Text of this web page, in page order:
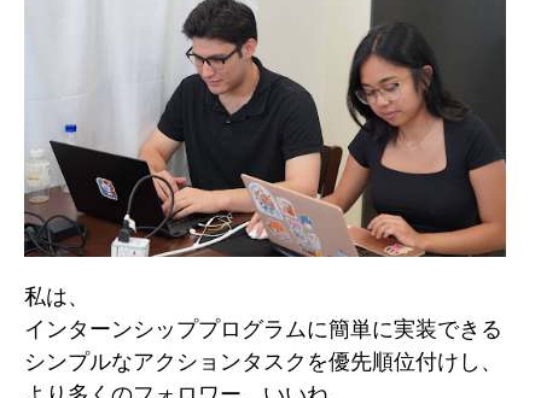
私は、
インターンシッププログラムに簡単に実装できる
シンプルなアクションタスクを優先順位付けし、